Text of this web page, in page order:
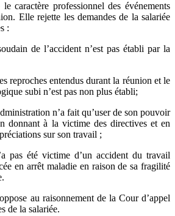
caractère professionnel des événements
Elle rejette les demandes de la salariée
:
de l’accident n’est pas établi par la
reproches entendus durant la réunion et le
subi n’est pas non plus établi;
n’a fait qu’user de son pouvoir
donnant à la victime des directives et en
sur son travail ;
pas été victime d’un accident du travail
en arrêt maladie en raison de sa fragilité
au raisonnement de la Cour d’appel
de la salariée.